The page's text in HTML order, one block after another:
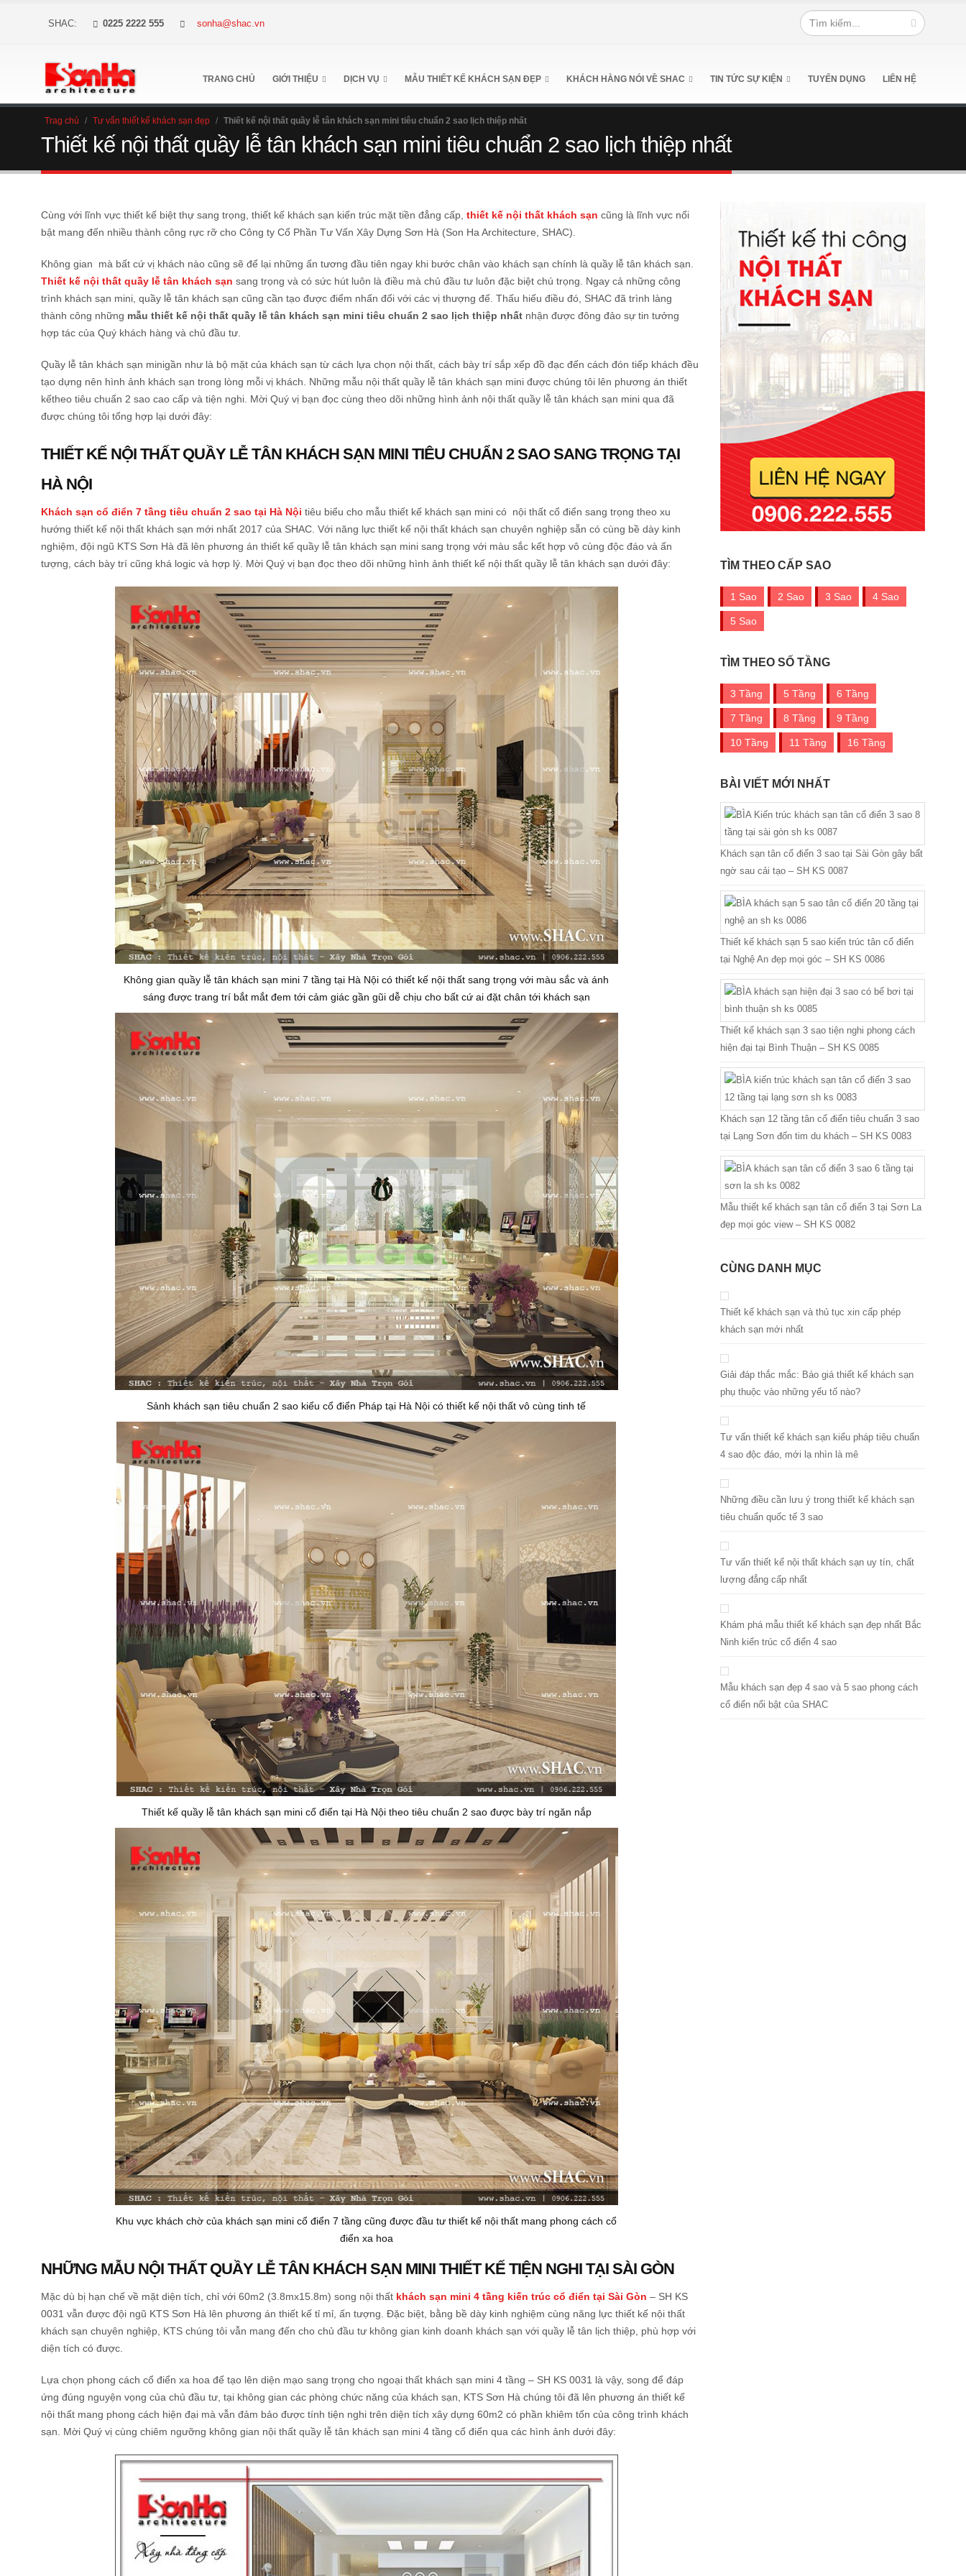
SHAC: 0225 2222 555 sonha@shac.vn
TRANG CHỦ GIỚI THIỆU DỊCH VỤ MẪU THIẾT KẾ KHÁCH SẠN ĐẸP KHÁCH HÀNG NÓI VỀ SHAC TIN TỨC SỰ KIỆN TUYỂN DỤNG LIÊN HỆ
Trag chủ / Tư vấn thiết kế khách sạn đẹp / Thiết kế nội thất quầy lễ tân khách sạn mini tiêu chuẩn 2 sao lịch thiệp nhất
Thiết kế nội thất quầy lễ tân khách sạn mini tiêu chuẩn 2 sao lịch thiệp nhất
Cùng với lĩnh vực thiết kế biệt thự sang trọng, thiết kế khách sạn kiến trúc mặt tiền đẳng cấp, thiết kế nội thất khách sạn cũng là lĩnh vực nổi
bật mang đến nhiều thành công rực rỡ cho Công ty Cổ Phần Tư Vấn Xây Dựng Sơn Hà (Son Ha Architecture, SHAC).
Không gian mà bất cứ vị khách nào cũng sẽ để lại những ấn tương đầu tiên ngay khi bước chân vào khách sạn chính là quầy lễ tân khách sạn.
Thiết kế nội thất quầy lễ tân khách sạn sang trọng và có sức hút luôn là điều mà chủ đầu tư luôn đặc biệt chú trọng. Ngay cả những công
trình khách sạn mini, quầy lễ tân khách sạn cũng cần tạo được điểm nhấn đối với các vị thượng đế. Thấu hiếu điều đó, SHAC đã trình làng
thành công những mẫu thiết kế nội thất quầy lễ tân khách sạn mini tiêu chuẩn 2 sao lịch thiệp nhất nhận được đông đảo sự tin tưởng
hợp tác của Quý khách hàng và chủ đầu tư.
Quầy lễ tân khách sạn minigần như là bộ mặt của khách sạn từ cách lựa chọn nội thất, cách bày trí sắp xếp đồ đạc đến cách đón tiếp khách đều
tạo dựng nên hình ảnh khách sạn trong lòng mỗi vị khách. Những mẫu nội thất quầy lễ tân khách sạn mini được chúng tôi lên phương án thiết
kếtheo tiêu chuẩn 2 sao cao cấp và tiện nghi. Mời Quý vị bạn đọc cùng theo dõi những hình ảnh nội thất quầy lễ tân khách sạn mini qua đã
được chúng tôi tổng hợp lại dưới đây:
THIẾT KẾ NỘI THẤT QUẦY LỄ TÂN KHÁCH SẠN MINI TIÊU CHUẨN 2 SAO SANG TRỌNG TẠI
HÀ NỘI
Khách sạn cổ điển 7 tầng tiêu chuẩn 2 sao tại Hà Nội tiêu biểu cho mẫu thiết kế khách sạn mini có nội thất cổ điển sang trọng theo xu
hướng thiết kế nội thất khách sạn mới nhất 2017 của SHAC. Với năng lực thiết kế nội thất khách sạn chuyên nghiệp sẵn có cùng bề dày kinh
nghiệm, đội ngũ KTS Sơn Hà đã lên phương án thiết kế quầy lễ tân khách sạn mini sang trọng với màu sắc kết hợp vô cùng độc đáo và ấn
tượng, cách bày trí cũng khá logic và hợp lý. Mời Quý vị bạn đọc theo dõi những hình ảnh thiết kế nội thất quầy lễ tân khách sạn dưới đây:
Không gian quầy lễ tân khách sạn mini 7 tầng tại Hà Nội có thiết kế nội thất sang trọng với màu sắc và ánh
sáng được trang trí bắt mắt đem tới cảm giác gần gũi dễ chịu cho bất cứ ai đặt chân tới khách sạn
Sảnh khách sạn tiêu chuẩn 2 sao kiểu cổ điển Pháp tại Hà Nội có thiết kế nội thất vô cùng tinh tế
Thiết kế quầy lễ tân khách sạn mini cổ điển tại Hà Nội theo tiêu chuẩn 2 sao được bày trí ngăn nắp
Khu vực khách chờ của khách sạn mini cổ điển 7 tầng cũng được đầu tư thiết kế nội thất mang phong cách cổ
điển xa hoa
NHỮNG MẪU NỘI THẤT QUẦY LỄ TÂN KHÁCH SẠN MINI THIẾT KẾ TIỆN NGHI TẠI SÀI GÒN
Mặc dù bị hạn chế về mặt diện tích, chỉ với 60m2 (3.8mx15.8m) song nội thất khách sạn mini 4 tầng kiến trúc cổ điển tại Sài Gòn – SH KS
0031 vẫn được đội ngũ KTS Sơn Hà lên phương án thiết kế tỉ mỉ, ấn tượng. Đặc biệt, bằng bề dày kinh nghiệm cùng năng lực thiết kế nội thất
khách sạn chuyên nghiệp, KTS chúng tôi vẫn mang đến cho chủ đầu tư không gian kinh doanh khách sạn với quầy lễ tân lịch thiệp, phù hợp với
diện tích có được.
Lựa chọn phong cách cổ điển xa hoa để tạo lên diện mạo sang trọng cho ngoại thất khách sạn mini 4 tầng – SH KS 0031 là vậy, song để đáp
ứng đúng nguyện vọng của chủ đầu tư, tại không gian các phòng chức năng của khách sạn, KTS Sơn Hà chúng tôi đã lên phương án thiết kế
nội thất mang phong cách hiện đại mà vẫn đảm bảo được tính tiện nghi trên diện tích xây dựng 60m2 có phần khiêm tốn của công trình khách
sạn. Mời Quý vị cùng chiêm ngưỡng không gian nội thất quầy lễ tân khách sạn mini 4 tầng cổ điển qua các hình ảnh dưới đây:
TÌM THEO CẤP SAO
1 Sao 2 Sao 3 Sao 4 Sao
5 Sao
TÌM THEO SỐ TẦNG
3 Tầng 5 Tầng 6 Tầng
7 Tầng 8 Tầng 9 Tầng
10 Tầng 11 Tầng 16 Tầng
BÀI VIẾT MỚI NHẤT
Khách sạn tân cổ điển 3 sao tại Sài Gòn gây bất
ngờ sau cải tạo – SH KS 0087
Thiết kế khách sạn 5 sao kiến trúc tân cổ điển
tại Nghệ An đẹp mọi góc – SH KS 0086
Thiết kế khách sạn 3 sao tiện nghi phong cách
hiện đại tại Bình Thuận – SH KS 0085
Khách sạn 12 tầng tân cổ điển tiêu chuẩn 3 sao
tại Lạng Sơn đốn tim du khách – SH KS 0083
Mẫu thiết kế khách sạn tân cổ điển 3 tại Sơn La
đẹp mọi góc view – SH KS 0082
CÙNG DANH MỤC
Thiết kế khách sạn và thủ tục xin cấp phép
khách sạn mới nhất
Giải đáp thắc mắc: Báo giá thiết kế khách sạn
phụ thuộc vào những yếu tố nào?
Tư vấn thiết kế khách sạn kiểu pháp tiêu chuẩn
4 sao độc đáo, mới lạ nhìn là mê
Những điều cần lưu ý trong thiết kế khách sạn
tiêu chuẩn quốc tế 3 sao
Tư vấn thiết kế nội thất khách sạn uy tín, chất
lượng đẳng cấp nhất
Khám phá mẫu thiết kế khách sạn đẹp nhất Bắc
Ninh kiến trúc cổ điển 4 sao
Mẫu khách sạn đẹp 4 sao và 5 sao phong cách
cổ điển nổi bật của SHAC